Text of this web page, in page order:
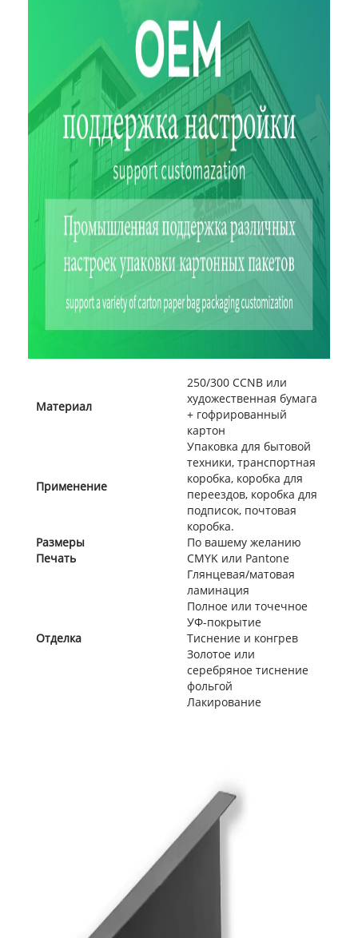
Материал
250/300 CCNB или
художественная бумага
+ гофрированный
картон
Применение
Упаковка для бытовой
техники, транспортная
коробка, коробка для
переездов, коробка для
подписок, почтовая
коробка.
Размеры
По вашему желанию
Печать
CMYK или Pantone
Отделка
Глянцевая/матовая
ламинация
Полное или точечное
УФ-покрытие
Тиснение и конгрев
Золотое или
серебряное тиснение
фольгой
Лакирование